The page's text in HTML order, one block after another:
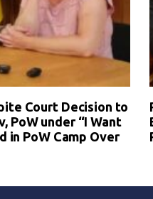
Court Decision to
PoW under “I Want
in PoW Camp Over